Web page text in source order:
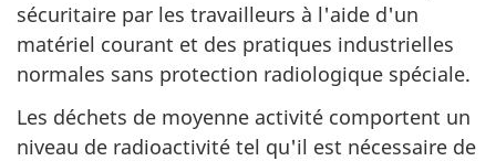
sécuritaire par les travailleurs à l'aide d'un
matériel courant et des pratiques industrielles
normales sans protection radiologique spéciale.
Les déchets de moyenne activité comportent un
niveau de radioactivité tel qu'il est nécessaire de